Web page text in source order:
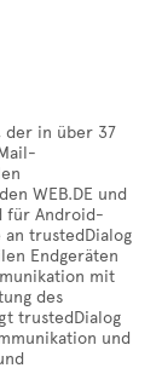
der in über 37
WEB.DE und
für Android-
an trustedDialog
Endgeräten
mit
des
trustedDialog
und